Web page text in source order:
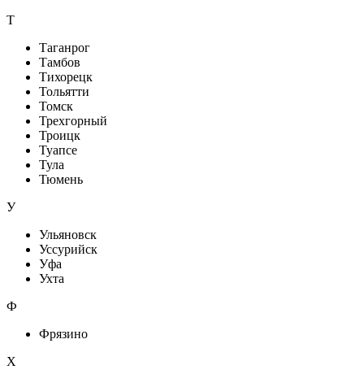
Т
Таганрог
Тамбов
Тихорецк
Тольятти
Томск
Трехгорный
Троицк
Туапсе
Тула
Тюмень
У
Ульяновск
Уссурийск
Уфа
Ухта
Ф
Фрязино
Х